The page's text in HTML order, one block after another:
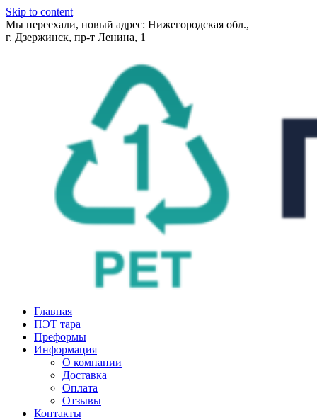
Skip to content
Мы переехали, новый адрес: Нижегородская обл.,
г. Дзержинск, пр-т Ленина, 1
Главная
ПЭТ тара
Преформы
Информация
О компании
Доставка
Оплата
Отзывы
Контакты